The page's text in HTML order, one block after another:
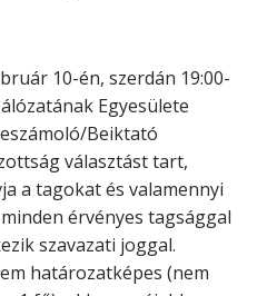
10-én, szerdán 19:00-
Egyesülete
Beiktató
választást tart,
a tagokat és valamennyi
érvényes tagsággal
szavazati joggal.
határozatképes (nem